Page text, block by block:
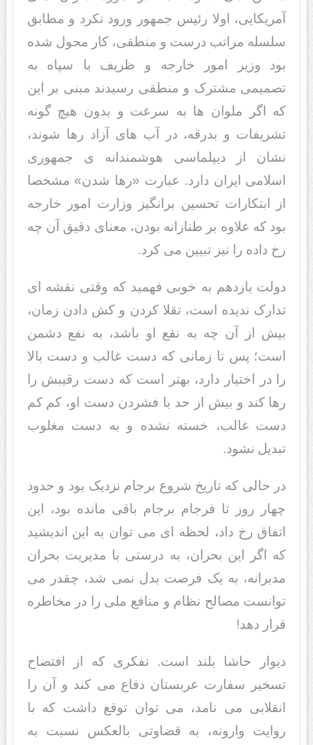
آمریکایی، اولا رئیس جمهور ورود نکرد و مطابق
سلسله مراتب درست و منطقی، کار محول شده
بود وزیر امور خارجه و ظریف با سپاه به
تصمیمی مشترک و منطقی رسیدند مبنی بر این
که اگر ملوان ها به سرعت و بدون هیچ گونه
تشریفات و بدرقه، در آب های آزاد رها شوند،
نشان از دیپلماسی هوشمندانه ی جمهوری
اسلامی ایران دارد. عبارت «رها شدن» مشخصا
از ابتکارات تحسین برانگیز وزارت امور خارجه
بود که علاوه بر طنازانه بودن، معنای دقیق آن چه
رخ داده را نیز تبیین می کرد.
دولت یازدهم به خوبی فهمید که وقتی نقشه ای
تدارک ندیده است، تقلا کردن و کش دادن زمان،
بیش از آن چه به نفع او باشد، به نفع دشمن
است؛ پس تا زمانی که دست غالب و دست بالا
را در اختیار دارد، بهتر است که دست رقیبش را
رها کند و بیش از حد با فشردن دست او، کم کم
دست غالب، خسته نشده و به دست مغلوب
تبدیل نشود.
در حالی که تاریخ شروع برجام نزدیک بود و حدود
چهار روز تا فرجام برجام باقی مانده بود، این
اتفاق رخ داد، لحظه ای می توان به این اندیشید
که اگر این بحران، به درستی با مدیریت بحران
مدبرانه، به یک فرصت بدل نمی شد، چقدر می
توانست مصالح نظام و منافع ملی را در مخاطره
قرار دهد!
دیوار حاشا بلند است. تفکری که از افتضاح
تسخیر سفارت عربستان دفاع می کند و آن را
انقلابی می نامد، می توان توقع داشت که با
روایت وارونه، به قضاوتی بالعکس نسبت به